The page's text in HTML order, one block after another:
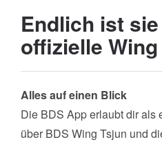
Endlich ist
offizielle
Alles auf einen Blick
Die BDS App erlaubt dir als
über BDS Wing Tsjun und